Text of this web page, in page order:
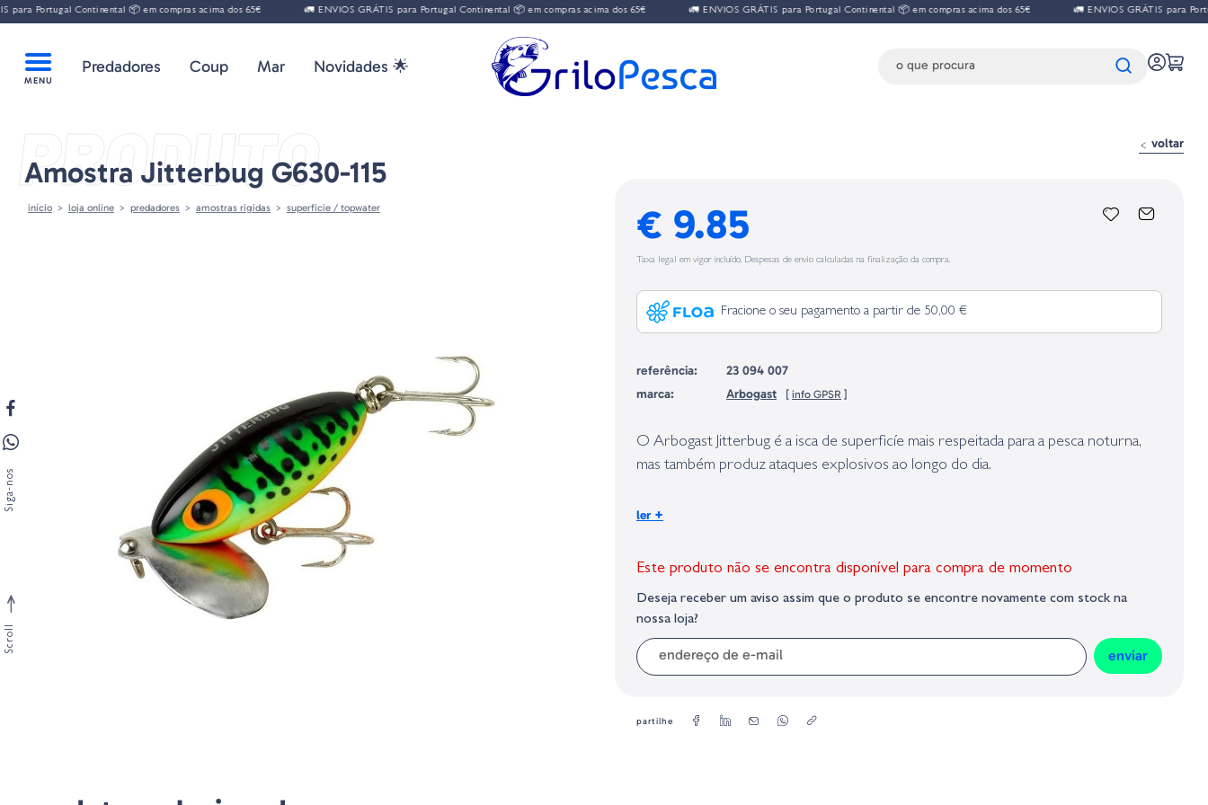
Portugal Continental 📦 em compras acima dos 65€ 🚛 ENVIOS GRÁTIS para Portugal Continental 📦 em compras acima dos 65€ 🚛 ENVIOS GRÁTIS para Portugal Continental 📦 em compras acima dos 65€ 🚛 ENVIOS GRÁTIS para
Predadores Coup Mar Novidades 🌟
PRODUTO
Amostra Jitterbug G630-115
início loja online predadores amostras rigidas superficie / topwater
voltar
€ 9.85
Taxa legal em vigor incluído. Despesas de envio calculadas na finalização da compra.
Fracione o seu pagamento a partir de 50,00 €
referência:
23 094 007
marca:
Arbogast [ info GPSR ]
O Arbogast Jitterbug é a isca de superficíe mais respeitada para a pesca noturna,
mas também produz ataques explosivos ao longo do dia.
Peso:
ler +
Este produto não se encontra disponível para compra de momento
Deseja receber um aviso assim que o produto se encontre novamente com stock na
nossa loja?
enviar
partilhe
Siga-nos
Scroll